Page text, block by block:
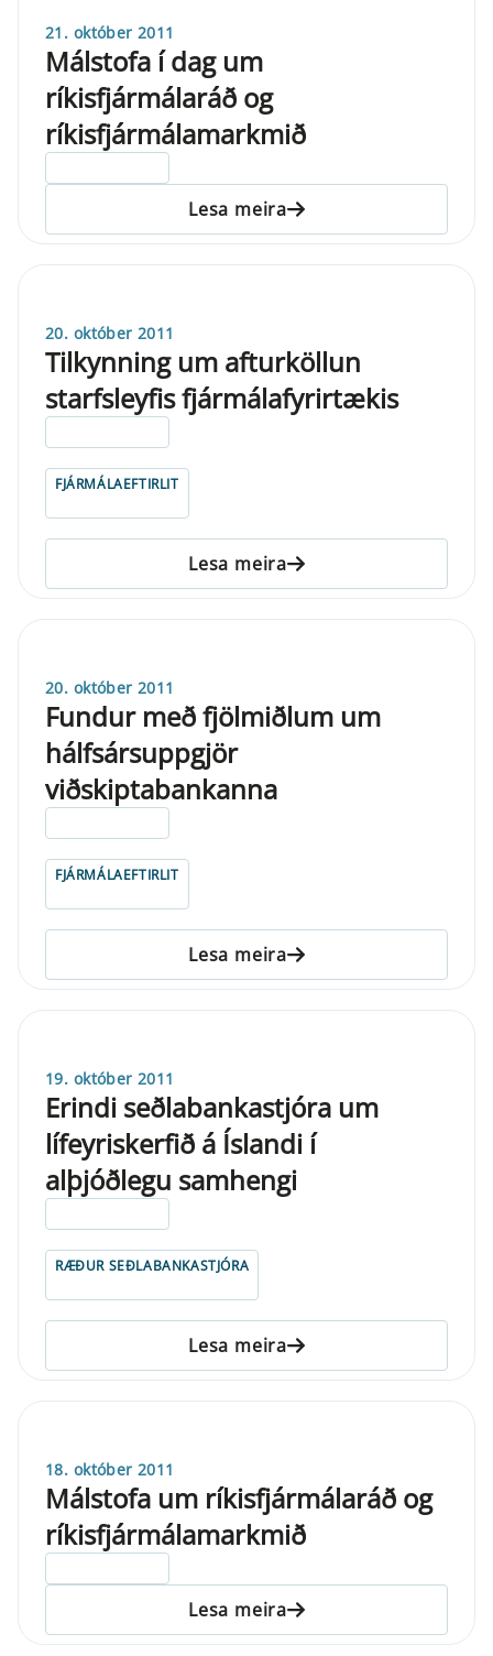
21. október 2011
Málstofa í dag um
ríkisfjármálaráð og
ríkisfjármálamarkmið
Lesa meira
20. október 2011
Tilkynning um afturköllun
starfsleyfis fjármálafyrirtækis
FJÁRMÁLAEFTIRLIT
Lesa meira
20. október 2011
Fundur með fjölmiðlum um
hálfsársuppgjör
viðskiptabankanna
FJÁRMÁLAEFTIRLIT
Lesa meira
19. október 2011
Erindi seðlabankastjóra um
lífeyriskerfið á Íslandi í
alþjóðlegu samhengi
RÆÐUR SEÐLABANKASTJÓRA
Lesa meira
18. október 2011
Málstofa um ríkisfjármálaráð og
ríkisfjármálamarkmið
Lesa meira